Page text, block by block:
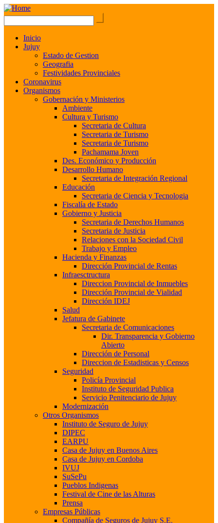
Inicio
Jujuy
Estado de Gestion
Geografia
Festividades Provinciales
Coronavirus
Organismos
Gobernación y Ministerios
Ambiente
Cultura y Turismo
Secretaria de Cultura
Secretaria de Turismo
Secretaria de Turismo
Pachamama Joven
Des. Económico y Producción
Desarrollo Humano
Secretaria de Integración Regional
Educación
Secretaria de Ciencia y Tecnologia
Fiscalía de Estado
Gobierno y Justicia
Secretaria de Derechos Humanos
Secretaria de Justicia
Relaciones con la Sociedad Civil
Trabajo y Empleo
Hacienda y Finanzas
Dirección Provincial de Rentas
Infraesctructura
Direccion Provincial de Inmuebles
Dirección Provincial de Vialidad
Dirección IDEJ
Salud
Jefatura de Gabinete
Secretaria de Comunicaciones
Dir. Transparencia y Gobierno
Abierto
Dirección de Personal
Direccion de Estadisticas y Censos
Seguridad
Policía Provincial
Instituto de Seguridad Publica
Servicio Penitenciario de Jujuy
Modernización
Otros Organismos
Instituto de Seguro de Jujuy
DIPEC
EARPU
Casa de Jujuy en Buenos Aires
Casa de Jujuy en Cordoba
IVUJ
SuSePu
Pueblos Indigenas
Festival de Cine de las Alturas
Prensa
Empresas Públicas
Compañía de Seguros de Jujuy S.E.